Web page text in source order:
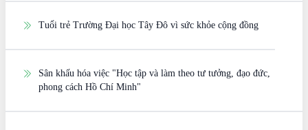
Tuổi trẻ Trường Đại học Tây Đô vì sức khỏe cộng đồng
Sân khấu hóa việc "Học tập và làm theo tư tưởng, đạo đức,
phong cách Hồ Chí Minh"